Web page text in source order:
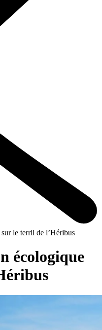
le terril de l’Héribus
écologique